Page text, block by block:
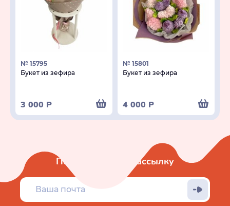
№ 15795
Букет из зефира
3 000 Р
№ 15801
Букет из зефира
4 000 Р
Подписаться на рассылку